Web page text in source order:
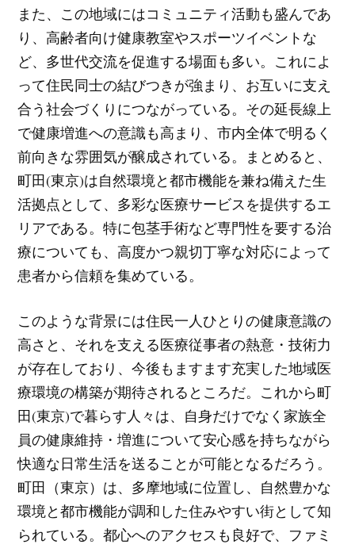
また、この地域にはコミュニティ活動も盛んであ
り、高齢者向け健康教室やスポーツイベントな
ど、多世代交流を促進する場面も多い。これによ
って住民同士の結びつきが強まり、お互いに支え
合う社会づくりにつながっている。その延長線上
で健康増進への意識も高まり、市内全体で明るく
前向きな雰囲気が醸成されている。まとめると、
町田(東京)は自然環境と都市機能を兼ね備えた生
活拠点として、多彩な医療サービスを提供するエ
リアである。特に包茎手術など専門性を要する治
療についても、高度かつ親切丁寧な対応によって
患者から信頼を集めている。
このような背景には住民一人ひとりの健康意識の
高さと、それを支える医療従事者の熱意・技術力
が存在しており、今後もますます充実した地域医
療環境の構築が期待されるところだ。これから町
田(東京)で暮らす人々は、自身だけでなく家族全
員の健康維持・増進について安心感を持ちながら
快適な日常生活を送ることが可能となるだろう。
町田（東京）は、多摩地域に位置し、自然豊かな
環境と都市機能が調和した住みやすい街として知
られている。都心へのアクセスも良好で、ファミ